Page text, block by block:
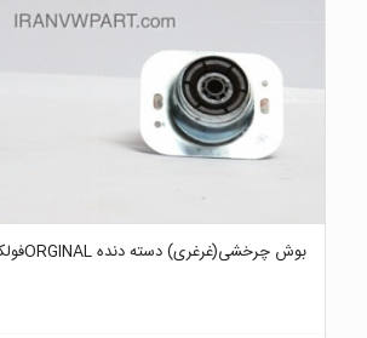
بوش چرخشی(غرغری) دسته دنده ORGINALفولکس گل